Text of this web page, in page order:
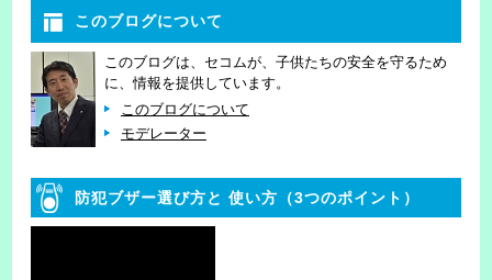
このブログについて
このブログは、セコムが、子供たちの安全を守るため
に、情報を提供しています。
このブログについて
モデレーター
防犯ブザー選び方と 使い方（3つのポイント）